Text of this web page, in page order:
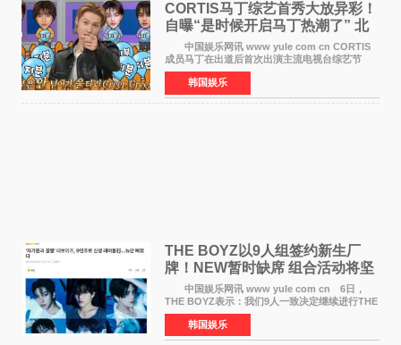
CORTIS马丁综艺首秀大放异彩！
自曝“是时候开启马丁热潮了” 北
美巡演火热进行中
中国娱乐网讯 www yule com cn CORTIS
成员马丁在出道后首次出演主流电视台综艺节
目，展现了多才多艺的魅力。 马丁出演了5日
播出的MBC《Radio Star》Fashion与Passion
之间，I&lsquo;m
韩国娱乐
THE BOYZ以9人组签约新生厂
牌！NEW暂时缺席 组合活动将坚
定不移继续
中国娱乐网讯 www yule com cn 6日，
THE BOYZ表示：我们9人一致决定继续进行THE
BOYZ组合活动，并且已经完成了组合团体活动
签约。目前正在新生厂牌下进行活动准备。尚未
离开THE BOYZ原所
韩国娱乐